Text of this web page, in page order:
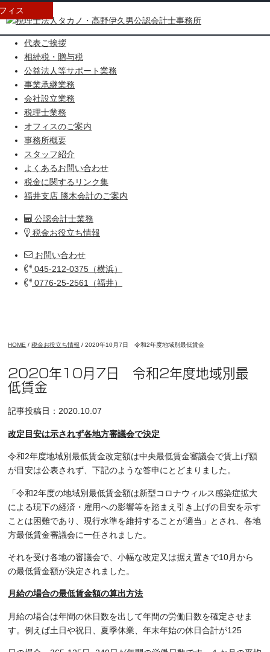
代表ご挨拶
相続税・贈与税
公益法人等サポート業務
事業承継業務
会社設立業務
税理士業務
オフィスのご案内
事務所概要
スタッフ紹介
よくあるお問い合わせ
税金に関するリンク集
福井支店 勝木会計のご案内
公認会計士業務
税金お役立ち情報
お問い合わせ
045-212-0375（横浜）
0776-25-2561（福井）
ィス
HOME /税金お役立ち情報 /2020年10月7日 令和2年度地域別最低賃金
2020年10月7日 令和2年度地域別最
低賃金
記事投稿日：2020.10.07
改定目安は示されず各地方審議会で決定
令和2年度地域別最低賃金改定額は中央最低賃金審議会で賃上げ額
が目安は公表されず、下記のような答申にとどまりました。
「令和2年度の地域別最低賃金額は新型コロナウィルス感染症拡大
による現下の経済・雇用への影響等を踏まえ引き上げの目安を示す
ことは困難であり、現行水準を維持することが適当」とされ、各地
方最低賃金審議会に一任されました。
それを受け各地の審議会で、小幅な改定又は据え置きで10月から
の最低賃金額が決定されました。
月給の場合の最低賃金額の算出方法
月給の場合は年間の休日数を出して年間の労働日数を確定させま
す。例えば土日や祝日、夏季休業、年末年始の休日合計が125